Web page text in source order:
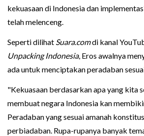
kekuasaan di Indonesia dan
telah melenceng.
Seperti dilihat Suara.comdi kanal
Unpacking Indonesia, Eros awalnya
ada untuk menciptakan peradaban
"Kekuasaan berdasarkan apa yang kita
membuat negara Indonesia kan
Peradaban yang sesuai amanah
perbiadaban. Rupa-rupanya banyak